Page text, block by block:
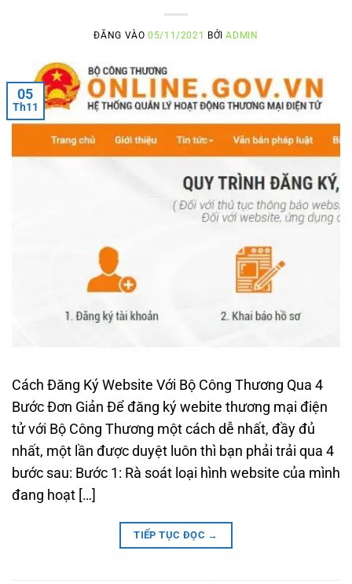
ĐĂNG VÀO05/11/2021 BỞIADMIN
05
Th11
Cách Đăng Ký Website Với Bộ Công Thương Qua 4
Bước Đơn Giản Để đăng ký webite thương mại điện
tử với Bộ Công Thương một cách dễ nhất, đầy đủ
nhất, một lần được duyệt luôn thì bạn phải trải qua 4
bước sau: Bước 1: Rà soát loại hình website của mình
đang hoạt […]
TIẾP TỤC ĐỌC →